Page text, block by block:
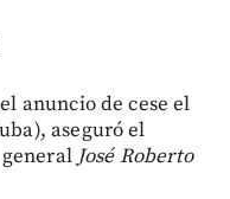
anuncio de cese el
aseguró el
José Roberto